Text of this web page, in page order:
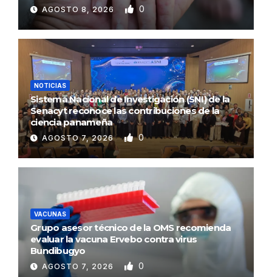
AGOSTO 8, 2026 0
NOTICIAS
Sistema Nacional de Investigación (SNI) de la
Senacyt reconoce las contribuciones de la
ciencia panameña
AGOSTO 7, 2026 0
VACUNAS
Grupo asesor técnico de la OMS recomienda
evaluar la vacuna Ervebo contra virus
Bundibugyo
AGOSTO 7, 2026 0